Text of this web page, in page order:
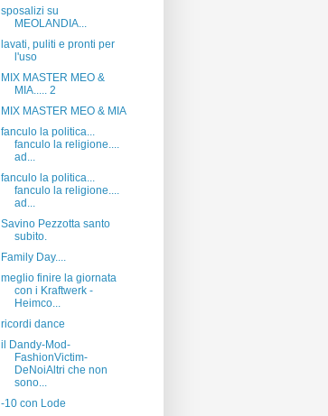
sposalizi su
MEOLANDIA...
lavati, puliti e pronti per
l'uso
MIX MASTER MEO &
MIA..... 2
MIX MASTER MEO & MIA
fanculo la politica...
fanculo la religione....
ad...
fanculo la politica...
fanculo la religione....
ad...
Savino Pezzotta santo
subito.
Family Day....
meglio finire la giornata
con i Kraftwerk -
Heimco...
ricordi dance
il Dandy-Mod-
FashionVictim-
DeNoiAltri che non
sono...
-10 con Lode